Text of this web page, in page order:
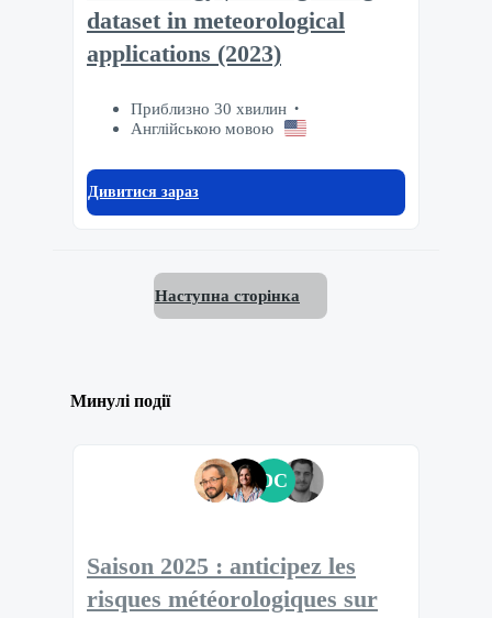
dataset in meteorological
applications (2023)
Приблизно 30 хвилин
Англійською мовою
Дивитися зараз
Наступна сторінка
Минулі події
DC
Saison 2025 : anticipez les
risques météorologiques sur